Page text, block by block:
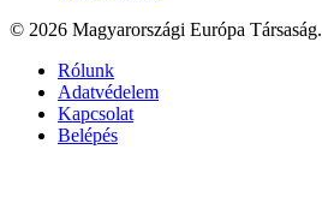
© 2026 Magyarországi Európa Társaság.
Rólunk
Adatvédelem
Kapcsolat
Belépés